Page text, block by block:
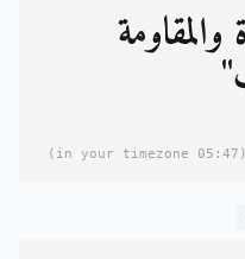
(05:47